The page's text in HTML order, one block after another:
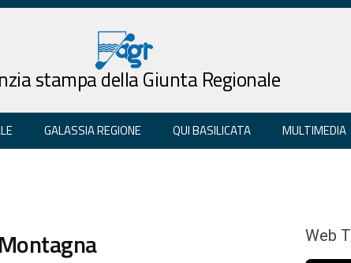
stampa della Giunta Regionale
GALASSIA REGIONE QUI BASILICATA MULTIMEDIA
Web